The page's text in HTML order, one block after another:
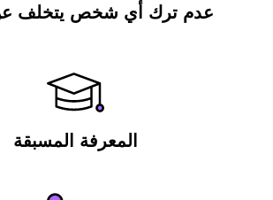
عدم ترك أي شخص يتخلف
المعرفة المسبقة